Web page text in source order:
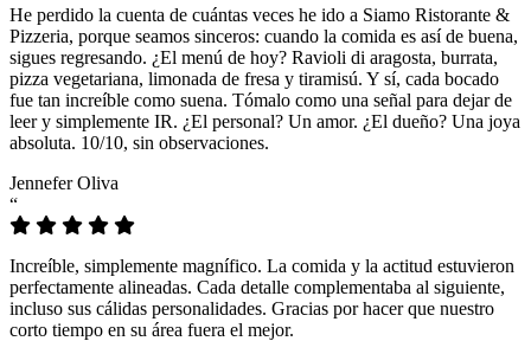
He perdido la cuenta de cuántas veces he ido a Siamo Ristorante &
Pizzeria, porque seamos sinceros: cuando la comida es así de buena,
sigues regresando. ¿El menú de hoy? Ravioli di aragosta, burrata,
pizza vegetariana, limonada de fresa y tiramisú. Y sí, cada bocado
fue tan increíble como suena. Tómalo como una señal para dejar de
leer y simplemente IR. ¿El personal? Un amor. ¿El dueño? Una joya
absoluta. 10/10, sin observaciones.
Jennefer Oliva
“
Increíble, simplemente magnífico. La comida y la actitud estuvieron
perfectamente alineadas. Cada detalle complementaba al siguiente,
incluso sus cálidas personalidades. Gracias por hacer que nuestro
corto tiempo en su área fuera el mejor.